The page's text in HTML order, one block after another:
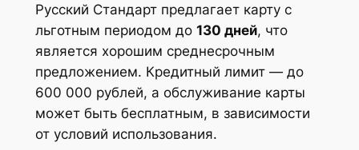
Русский Стандарт предлагает карту с
льготным периодом до 130 дней, что
является хорошим среднесрочным
предложением. Кредитный лимит — до
600 000 рублей, а обслуживание карты
может быть бесплатным, в зависимости
от условий использования​.